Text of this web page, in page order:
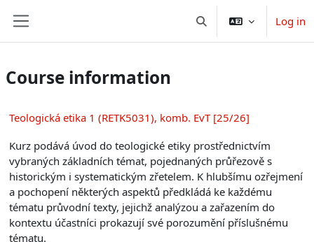
Toggle search inputLog in
Course information
Teologická etika 1 (RETK5031), komb. EvT [25/26]
Kurz podává úvod do teologické etiky prostřednictvím
vybraných základních témat, pojednaných průřezově s
historickým i systematickým zřetelem. K hlubšímu ozřejmení
a pochopení některých aspektů předkládá ke každému
tématu průvodní texty, jejichž analýzou a zařazením do
kontextu účastníci prokazují své porozumění příslušnému
tématu.